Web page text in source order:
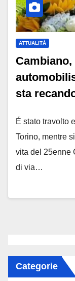
ATTUALITÀ
sta
É stato travolto
Torino, mentre
vita del 25enne
di via…
Categorie